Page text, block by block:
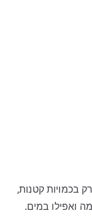
בכמויות קטנות,
ואפילו במים.